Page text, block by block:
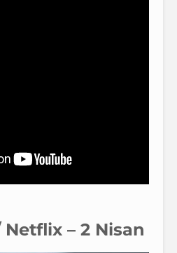
– 2 Nisan